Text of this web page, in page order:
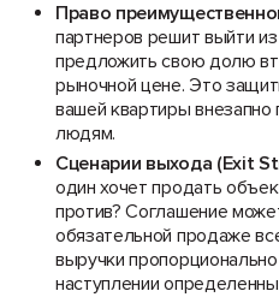
Право
партнеров решит выйти
предложить свою долю
рыночной цене. Это
вашей квартиры
людям.
Сценарии выхода (Exit
один хочет продать
против? Соглашение
обязательной продаже
выручки
наступлении